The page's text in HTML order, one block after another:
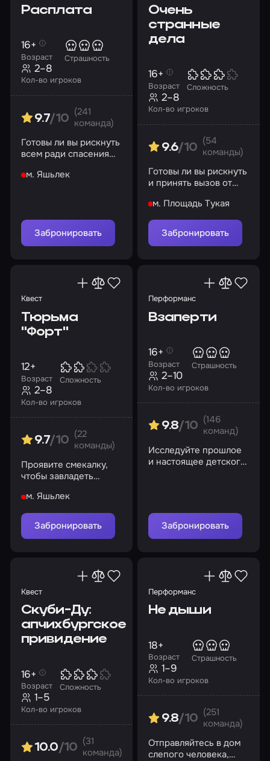
Расплата
Возраст
16+
Страшность
Кол-во игроков
2–8
9.7/10
(241
команда)
Готовы ли вы рискнуть
всем ради спасения
м. Яшьлек
Забронировать
Очень
странные
дела
Возраст
16+
Сложность
Кол-во игроков
2–8
9.6/10
(54
команды)
Готовы ли вы рискнуть
и принять вызов от
м. Площадь Тукая
Забронировать
Квест
Тюрьма
"Форт"
Возраст
12+
Сложность
Кол-во игроков
2–8
9.7/10
(22
команды)
Проявите смекалку,
чтобы завладеть
выбраться из
заключения
м. Яшьлек
Забронировать
Перформанс
Взаперти
Возраст
16+
Страшность
Кол-во игроков
2–10
9.8/10
(146
команд)
Исследуйте прошлое
и настоящее детского
Забронировать
Квест
Скуби-Ду:
апчихбургское
привидение
Возраст
16+
Сложность
Кол-во игроков
1–5
10.0/10
(31
команда)
Перформанс
Не дыши
Возраст
18+
Страшность
Кол-во игроков
1–9
9.8/10
(251
команда)
Отправляйтесь в дом
слепого человека,